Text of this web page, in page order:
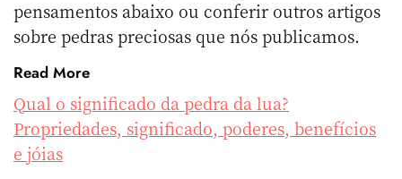
pensamentos abaixo ou conferir outros artigos
sobre pedras preciosas que nós publicamos.
Read More
Qual o significado da pedra da lua?
Propriedades, significado, poderes, benefícios
e jóias